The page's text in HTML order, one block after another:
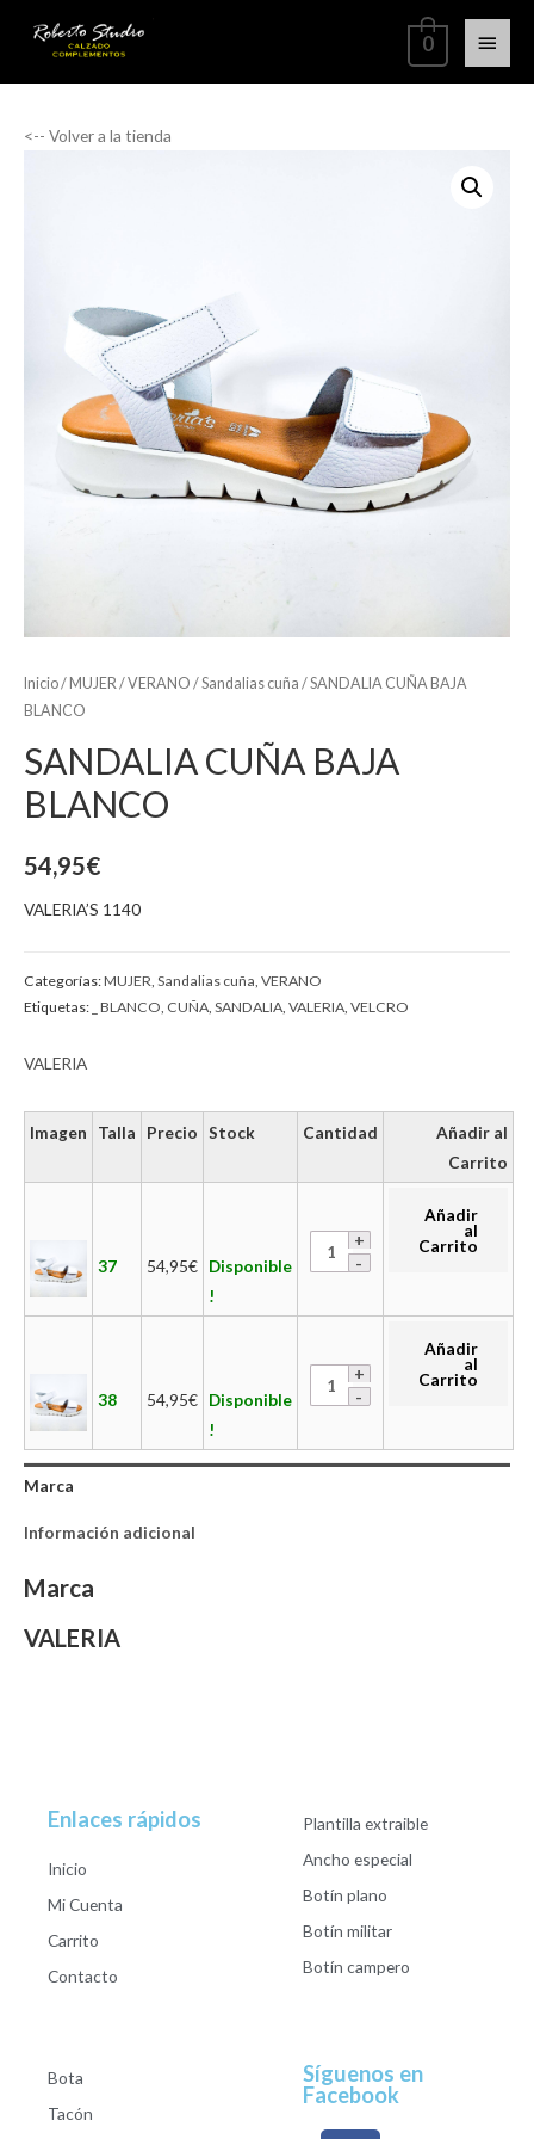
0
<-- Volver a la tienda
Inicio/ MUJER /VERANO /Sandalias cuña / SANDALIA CUÑA BAJA
BLANCO
SANDALIA CUÑA BAJA
BLANCO
54,95€
VALERIA’S 1140
Categorías:MUJER Sandalias cuña VERANO
Etiquetas: _ BLANCO CUÑA SANDALIA VALERIA VELCRO
VALERIA
Imagen Talla Precio Stock Cantidad
Añadir al
Carrito
37 54,95€ Disponible
!
Añadir
al
Carrito
38 54,95€ Disponible
!
Añadir
al
Carrito
Marca
Información adicional
Marca
VALERIA
Enlaces rápidos
Inicio
Mi Cuenta
Carrito
Contacto
Plantilla extraible
Ancho especial
Botín plano
Botín militar
Botín campero
Bota
Tacón
Síguenos en
Facebook